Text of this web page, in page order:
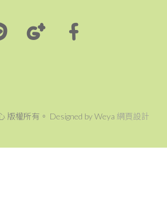
版權所有。 Designed by Weya 網頁設計